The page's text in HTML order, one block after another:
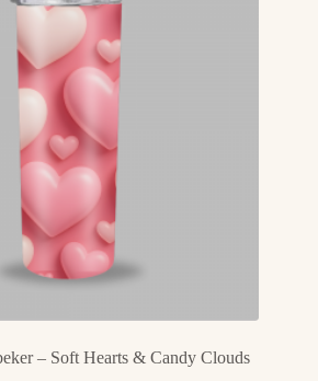
– Soft Hearts & Candy Clouds